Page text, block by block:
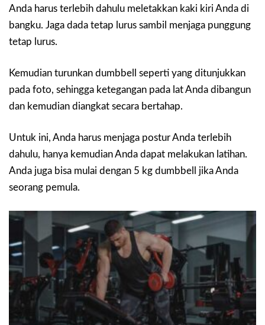
Anda harus terlebih dahulu meletakkan kaki kiri Anda di
bangku. Jaga dada tetap lurus sambil menjaga punggung
tetap lurus.
Kemudian turunkan dumbbell seperti yang ditunjukkan
pada foto, sehingga ketegangan pada lat Anda dibangun
dan kemudian diangkat secara bertahap.
Untuk ini, Anda harus menjaga postur Anda terlebih
dahulu, hanya kemudian Anda dapat melakukan latihan.
Anda juga bisa mulai dengan 5 kg dumbbell jika Anda
seorang pemula.